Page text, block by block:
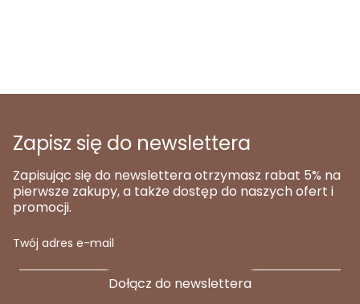
Zapisz się do newslettera
Zapisując się do newslettera otrzymasz rabat 5% na
pierwsze zakupy, a także dostęp do naszych ofert i
promocji.
Twój adres e-mail